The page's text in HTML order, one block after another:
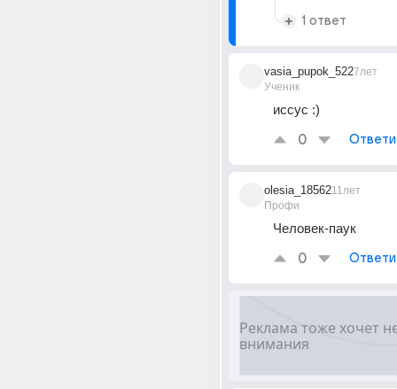
1 ответ
vasia_pupok_522
Ученик
7лет
иссус :)
0
olesia_18562
Профи
11лет
Человек-паук
0